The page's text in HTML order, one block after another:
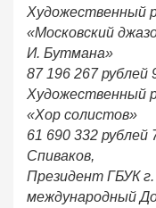
Художественный
«Московский
И. Бутмана»
87 196 267
Художественный
«Хор солистов»
61 690 332
Спиваков,
Президент ГБУК
международный